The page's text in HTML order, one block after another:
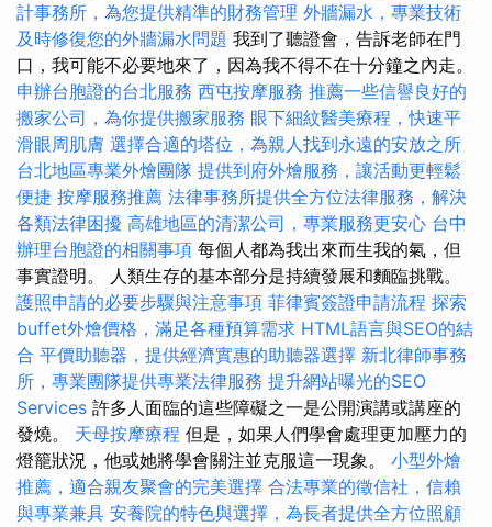
計事務所，為您提供精準的財務管理 外牆漏水，專業技術
及時修復您的外牆漏水問題 我到了聽證會，告訴老師在門
口，我可能不必要地來了，因為我不得不在十分鐘之內走。
申辦台胞證的台北服務 西屯按摩服務 推薦一些信譽良好的
搬家公司，為你提供搬家服務 眼下細紋醫美療程，快速平
滑眼周肌膚 選擇合適的塔位，為親人找到永遠的安放之所
台北地區專業外燴團隊 提供到府外燴服務，讓活動更輕鬆
便捷 按摩服務推薦 法律事務所提供全方位法律服務，解決
各類法律困擾 高雄地區的清潔公司，專業服務更安心 台中
辦理台胞證的相關事項 每個人都為我出來而生我的氣，但
事實證明。 人類生存的基本部分是持續發展和麵臨挑戰。
護照申請的必要步驟與注意事項 菲律賓簽證申請流程 探索
buffet外燴價格，滿足各種預算需求 HTML語言與SEO的結
合 平價助聽器，提供經濟實惠的助聽器選擇 新北律師事務
所，專業團隊提供專業法律服務 提升網站曝光的SEO
Services 許多人面臨的這些障礙之一是公開演講或講座的
發燒。 天母按摩療程 但是，如果人們學會處理更加壓力的
燈籠狀況，他或她將學會關注並克服這一現象。 小型外燴
推薦，適合親友聚會的完美選擇 合法專業的徵信社，信賴
與專業兼具 安養院的特色與選擇，為長者提供全方位照顧